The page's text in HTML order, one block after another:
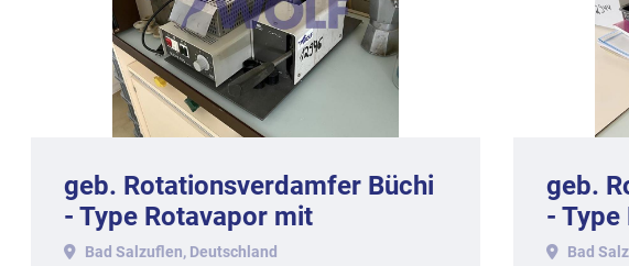
geb. Rotationsverdamfer Büchi
- Type Rotavapor mit
Wasserbad 425.
Bad Salzuflen, Deutschland
geb.
-
Bad